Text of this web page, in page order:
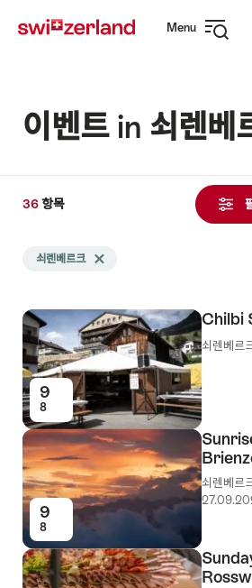
navigation
Menu
이벤트 in 쇠렌베
36항목
filtered
following
tags
쇠렌베르크Delete 쇠렌베르크 tag
9
8
Chilbi
쇠렌베르
9
8
쇠렌베